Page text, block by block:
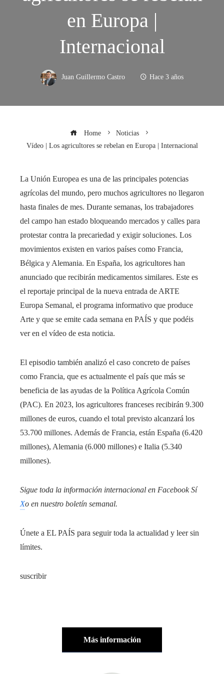
en Europa |
Internacional
Juan Guillermo Castro Hace 3 años
Home
Noticias
Vídeo | Los agricultores se rebelan en Europa | Internacional
La Unión Europea es una de las principales potencias
agrícolas del mundo, pero muchos agricultores no llegaron
hasta finales de mes. Durante semanas, los trabajadores
del campo han estado bloqueando mercados y calles para
protestar contra la precariedad y exigir soluciones. Los
movimientos existen en varios países como Francia,
Bélgica y Alemania. En España, los agricultores han
anunciado que recibirán medicamentos similares. Este es
el reportaje principal de la nueva entrada de ARTE
Europa Semanal, el programa informativo que produce
Arte y que se emite cada semana en PAÍS y que podéis
ver en el vídeo de esta noticia.
El episodio también analizó el caso concreto de países
como Francia, que es actualmente el país que más se
beneficia de las ayudas de la Política Agrícola Común
(PAC). En 2023, los agricultores franceses recibirán 9.300
millones de euros, cuando el total previsto alcanzará los
53.700 millones. Además de Francia, están España (6.420
millones), Alemania (6.000 millones) e Italia (5.340
millones).
Sigue toda la información internacional en FacebookSí
Xo en nuestro boletín semanal.
Únete a EL PAÍS para seguir toda la actualidad y leer sin
límites.
suscribir
Más información